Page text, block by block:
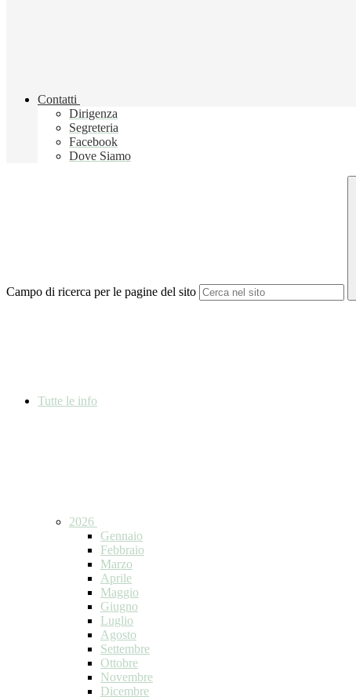
Contatti
Dirigenza
Segreteria
Facebook
Dove Siamo
Campo di ricerca per le pagine del sito
Tutte le info
2026
Gennaio
Febbraio
Marzo
Aprile
Maggio
Giugno
Luglio
Agosto
Settembre
Ottobre
Novembre
Dicembre